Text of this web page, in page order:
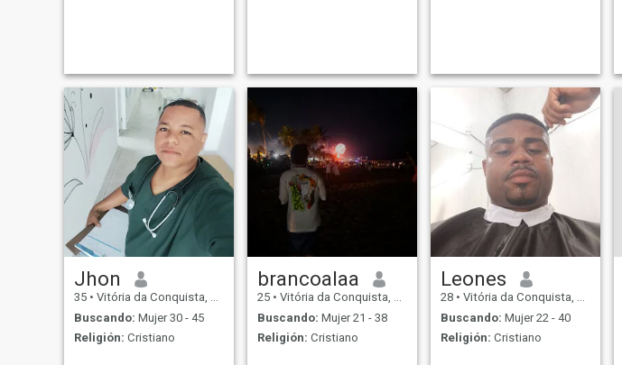
Jhon
35 • Vitória da Conquista, Bahia, Brasil
Buscando: Mujer 30 - 45
Religión: Cristiano
brancoalaa
25 • Vitória da Conquista, Bahia, Brasil
Buscando: Mujer 21 - 38
Religión: Cristiano
Leones
28 • Vitória da Conquista, Bahia, Brasil
Buscando: Mujer 22 - 40
Religión: Cristiano